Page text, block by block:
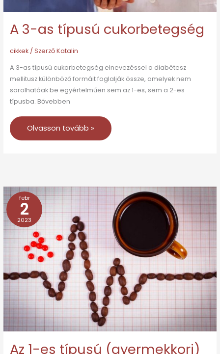
A 3-as típusú cukorbetegség
cikkek/ SzerzőKatalin
A 3-as típusú cukorbetegség elnevezéssel a diabétesz
mellitusz különböző formáit foglalják össze, amelyek nem
sorolhatóak be egyértelműen sem az 1-es, sem a 2-es
típusba. Bővebben
Olvasson tovább »
febr
2
2023
Az 1-es típusú (gyermekkori)
Az
1-
es
típusú
(gyermekkori)
cukorbetegség
és
tünetei